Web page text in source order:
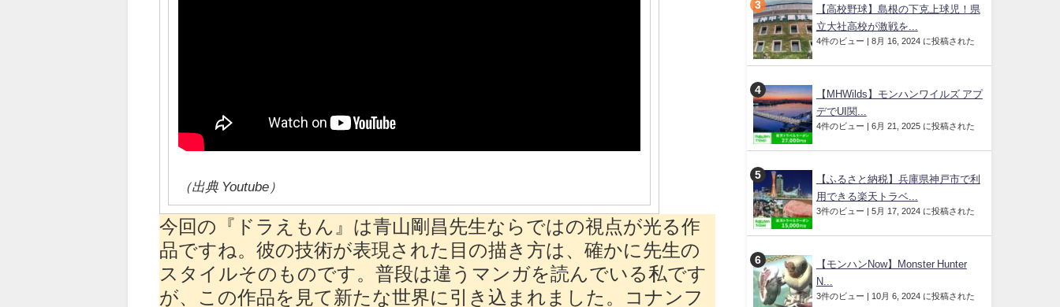
（出典 Youtube）
今回の『ドラえもん』は青山剛昌先生ならではの視点が光る作
品ですね。彼の技術が表現された目の描き方は、確かに先生の
スタイルそのものです。普段は違うマンガを読んでいる私です
が、この作品を見て新たな世界に引き込まれました。コナンフ
【高校野球】島根の下克上球児！県
立大社高校が激戦を...
4件のビュー | 8月 16, 2024 に投稿された
【MHWilds】モンハンワイルズ アプ
デでUI関...
4件のビュー | 6月 21, 2025 に投稿された
【ふるさと納税】兵庫県神戸市で利
用できる楽天トラベ...
3件のビュー | 5月 17, 2024 に投稿された
【モンハンNow】Monster Hunter
N...
3件のビュー | 10月 6, 2024 に投稿された